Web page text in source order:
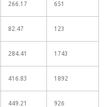
266.17 651
82.47 123
284.41 1743
416.83 1892
449.21 926